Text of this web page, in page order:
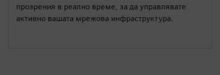
прозрения в реално време, за да управлявате
активно вашата мрежова инфраструктура.